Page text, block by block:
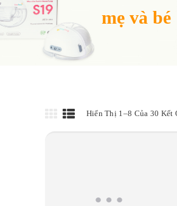
mẹ và bé
ĐẠI LÝ
LIÊN HỆ
VIDEO
Hiển Thị 1–8 Của 30 Kết